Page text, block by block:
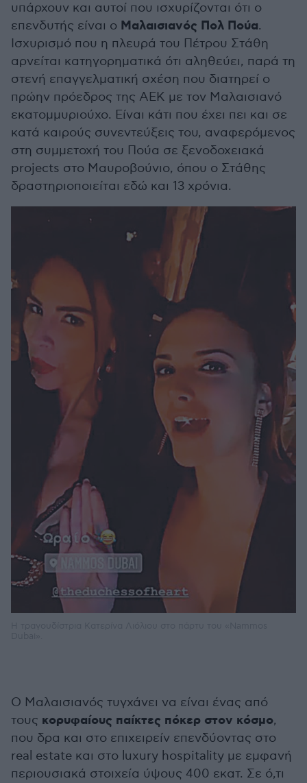
υπάρχουν και αυτοί που ισχυρίζονται ότι ο
επενδυτής είναι ο Μαλαισιανός Πολ Πούα.
Ισχυρισμό που η πλευρά του Πέτρου Στάθη
αρνείται κατηγορηματικά ότι αληθεύει, παρά τη
στενή επαγγελματική σχέση που διατηρεί ο
πρώην πρόεδρος της ΑΕΚ με τον Μαλαισιανό
εκατομμυριούχο. Είναι κάτι που έχει πει και σε
κατά καιρούς συνεντεύξεις του, αναφερόμενος
στη συμμετοχή του Πούα σε ξενοδοχειακά
projects στο Μαυροβούνιο, όπου ο Στάθης
δραστηριοποιείται εδώ και 13 χρόνια.
Ο Μαλαισιανός τυγχάνει να είναι ένας από
τους κορυφαίους παίκτες πόκερ στον κόσμο,
που δρα και στο επιχειρείν επενδύοντας στο
real estate και στο luxury hospitality με εμφανή
περιουσιακά στοιχεία ύψους 400 εκατ. Σε ό,τι